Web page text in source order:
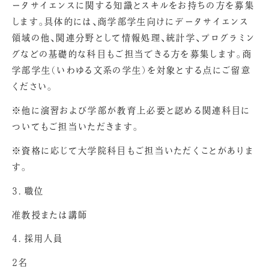
ータサイエンスに関する知識とスキルをお持ちの方を募集
します。具体的には、商学部学生向けにデータサイエンス
領域の他、関連分野として情報処理、統計学、プログラミン
グなどの基礎的な科目もご担当できる方を募集します。商
学部学生（いわゆる文系の学生）を対象とする点にご留意
ください。
※他に演習および学部が教育上必要と認める関連科目に
ついてもご担当いただきます。
※資格に応じて大学院科目もご担当いただくことがありま
す。
3．職位
准教授または講師
4．採用人員
2名